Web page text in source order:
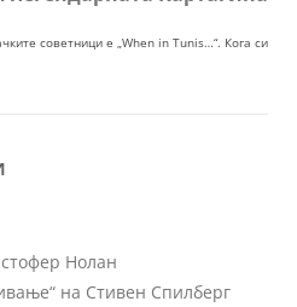
Нолан
на Стивен Спилберг